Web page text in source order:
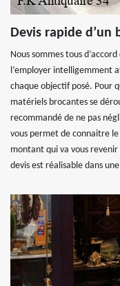
Devis rapide d’un
Nous sommes tous
l’employer intelligemment
chaque objectif posé. Pour
matériels brocantes se
recommandé de ne pas
vous permet de connaitre
montant qui va vous
devis est réalisable dans